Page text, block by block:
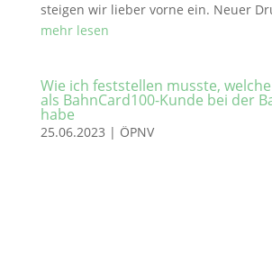
steigen wir lieber vorne ein. Neuer
mehr lesen
Wie ich feststellen musste,
als BahnCard100-Kunde bei der
habe
25.06.2023 | ÖPNV